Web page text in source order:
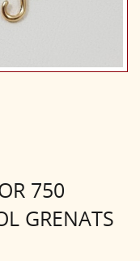
750
GRENATS